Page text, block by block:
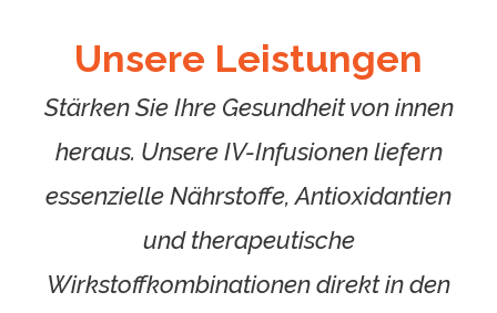
Unsere Leistungen
Stärken Sie Ihre Gesundheit von innen
heraus. Unsere IV-Infusionen liefern
essenzielle Nährstoffe, Antioxidantien
und therapeutische
Wirkstoffkombinationen direkt in den